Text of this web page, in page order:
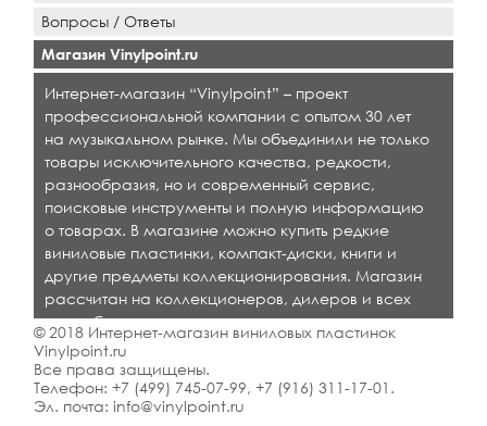
Вопросы / Ответы
Магазин Vinylpoint.ru
Интернет-магазин “Vinylpoint” – проект
профессиональной компании с опытом 30 лет
на музыкальном рынке. Мы объединили не только
товары исключительного качества, редкости,
разнообразия, но и современный сервис,
поисковые инструменты и полную информацию
о товарах. В магазине можно купить редкие
виниловые пластинки, компакт-диски, книги и
другие предметы коллекционирования. Магазин
рассчитан на коллекционеров, дилеров и всех
кто любит качественную музыку.
© 2018 Интернет-магазин виниловых пластинок
Vinylpoint.ru
Все права защищены.
Телефон: +7 (499) 745-07-99, +7 (916) 311-17-01 .
Эл. почта: info@vinylpoint.ru